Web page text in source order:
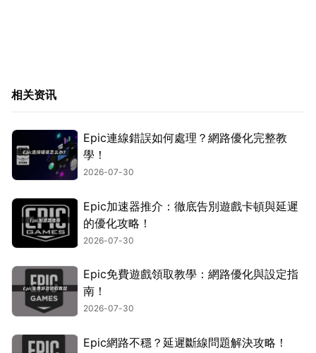
相关资讯
Epic連線錯誤如何處理？網路優化完整教
學！
2026-07-30
Epic加速器推介：徹底告別遊戲卡頓與延遲
的優化攻略！
2026-07-30
Epic免費遊戲領取教學：網路優化與設定指
南！
2026-07-30
Epic網路不穩？延遲斷線問題解決攻略！